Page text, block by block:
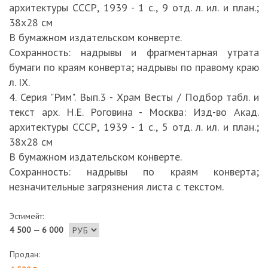
архитектуры СССР, 1939 - 1 с., 9 отд. л. ил. и план.;
38х28 см
В бумажном издательском конверте.
Сохранность: надрывы и фрагментарная утрата
бумаги по краям конверта; надрывы по правому краю
л. IX.
4. Серия "Рим". Вып.3 - Храм Весты / Подбор табл. и
текст арх. Н.Е. Роговина - Москва: Изд-во Акад.
архитектуры СССР, 1939 - 1 с., 5 отд. л. ил. и план.;
38х28 см
В бумажном издательском конверте.
Сохранность: надрывы по краям конверта;
незначительные загрязнения листа с текстом.
Эстимейт:
4 500 — 6 000
Продан: